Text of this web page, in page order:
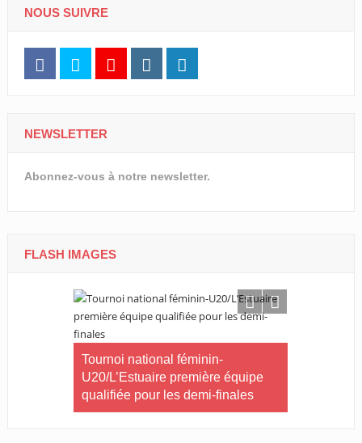
NOUS SUIVRE
NEWSLETTER
Abonnez-vous à notre newsletter.
FLASH IMAGES
Tournoi national féminin-
U20/L’Estuaire première équipe
qualifiée pour les demi-finales